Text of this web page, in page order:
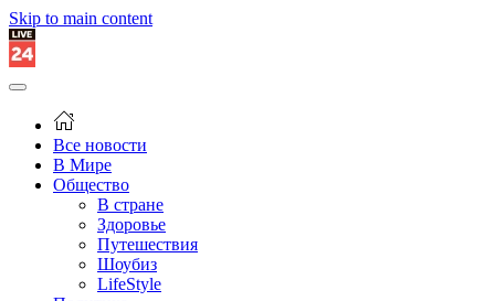
Skip to main content
Все новости
В Мире
Общество
В стране
Здоровье
Путешествия
Шоубиз
LifeStyle